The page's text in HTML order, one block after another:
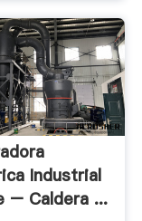
Industrial
– Caldera ...